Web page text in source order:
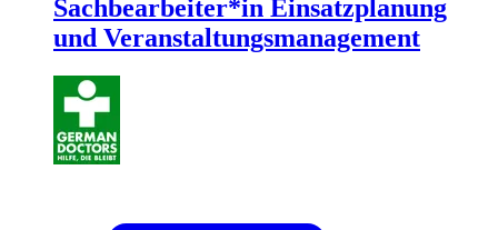
Sachbearbeiter*in Einsatzplanung
und Veranstaltungsmanagement